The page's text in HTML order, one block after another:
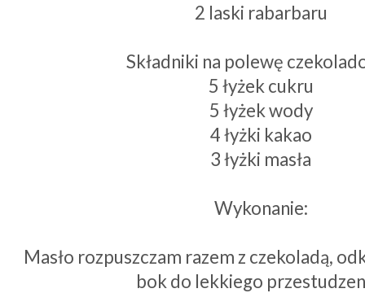
2 laski rabarbaru
Składniki na polewę
5 łyżek cukru
5 łyżek wody
4 łyżki kakao
3 łyżki masła
Wykonanie:
Masło rozpuszczam razem z czekoladą,
bok do lekkiego